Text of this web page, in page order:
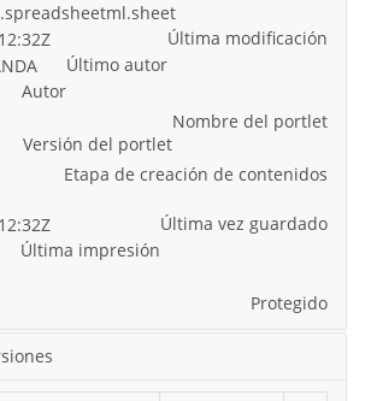
Última modificación
Último autor
Autor
Nombre del portlet
Versión del portlet
Etapa de creación de contenidos
Última vez guardado
Última impresión
Protegido